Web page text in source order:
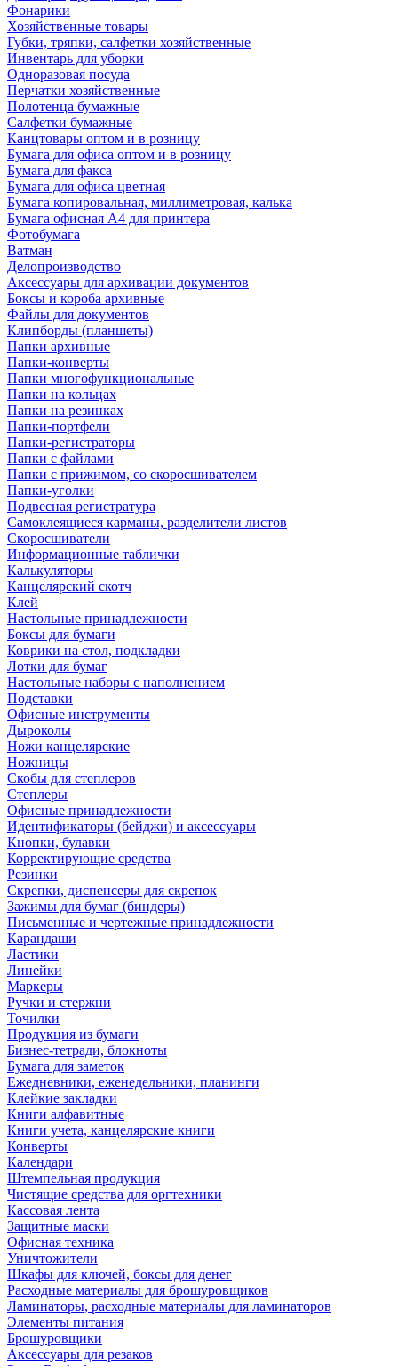
Фонарики
Хозяйственные товары
Губки, тряпки, салфетки хозяйственные
Инвентарь для уборки
Одноразовая посуда
Перчатки хозяйственные
Полотенца бумажные
Салфетки бумажные
Канцтовары оптом и в розницу
Бумага для офиса оптом и в розницу
Бумага для факса
Бумага для офиса цветная
Бумага копировальная, миллиметровая, калька
Бумага офисная А4 для принтера
Фотобумага
Ватман
Делопроизводство
Аксессуары для архивации документов
Боксы и короба архивные
Файлы для документов
Клипборды (планшеты)
Папки архивные
Папки-конверты
Папки многофункциональные
Папки на кольцах
Папки на резинках
Папки-портфели
Папки-регистраторы
Папки с файлами
Папки с прижимом, со скоросшивателем
Папки-уголки
Подвесная регистратура
Самоклеящиеся карманы, разделители листов
Скоросшиватели
Информационные таблички
Калькуляторы
Канцелярский скотч
Клей
Настольные принадлежности
Боксы для бумаги
Коврики на стол, подкладки
Лотки для бумаг
Настольные наборы с наполнением
Подставки
Офисные инструменты
Дыроколы
Ножи канцелярские
Ножницы
Скобы для степлеров
Степлеры
Офисные принадлежности
Идентификаторы (бейджи) и аксессуары
Кнопки, булавки
Корректирующие средства
Резинки
Скрепки, диспенсеры для скрепок
Зажимы для бумаг (биндеры)
Письменные и чертежные принадлежности
Карандаши
Ластики
Линейки
Маркеры
Ручки и стержни
Точилки
Продукция из бумаги
Бизнес-тетради, блокноты
Бумага для заметок
Ежедневники, еженедельники, планинги
Клейкие закладки
Книги алфавитные
Книги учета, канцелярские книги
Конверты
Календари
Штемпельная продукция
Чистящие средства для оргтехники
Кассовая лента
Защитные маски
Офисная техника
Уничтожители
Шкафы для ключей, боксы для денег
Расходные материалы для брошуровщиков
Ламинаторы, расходные материалы для ламинаторов
Элементы питания
Брошуровщики
Аксессуары для резаков